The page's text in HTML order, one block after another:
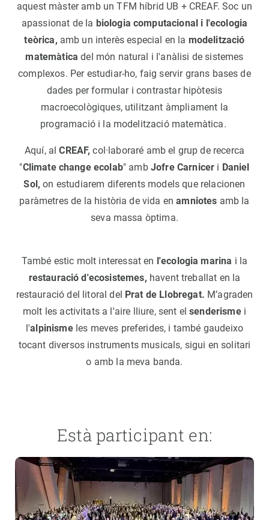
aquest màster amb un TFM híbrid UB + CREAF. Soc un
apassionat de la biologia computacional i l'ecologia
teòrica, amb un interès especial en la modelització
matemàtica del món natural i l'anàlisi de sistemes
complexos. Per estudiar-ho, faig servir grans bases de
dades per formular i contrastar hipòtesis
macroecològiques, utilitzant àmpliament la
programació i la modelització matemàtica.
Aquí, alCREAF, col·laboraré amb el grup de recerca
"Climate change ecolab" amb Jofre Carnicer i Daniel
Sol, on estudiarem diferents models que relacionen
paràmetres de la història de vida enamniotes amb la
seva massa òptima.
També estic molt interessat en l'ecologia marina i la
restauració d'ecosistemes, havent treballat en la
restauració del litoral del Prat de Llobregat. M’agraden
molt les activitats a l'aire lliure, sent elsenderismei
l'alpinismeles meves preferides, i també gaudeixo
tocant diversos instruments musicals, sigui en solitari
o amb la meva banda.
Està participant en: